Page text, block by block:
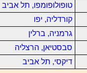
טופולופומפו, תל אביב
קורדליה, יפו
גרמניה, ברלין
סבסטיאן, הרצליה
דיקסי, תל אביב